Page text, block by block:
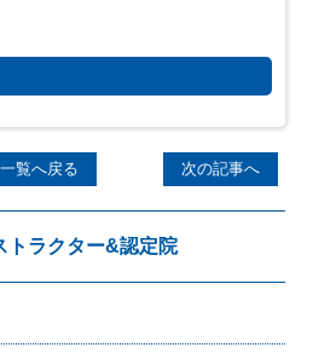
一覧へ戻る 次の記事へ
トラクター&認定院